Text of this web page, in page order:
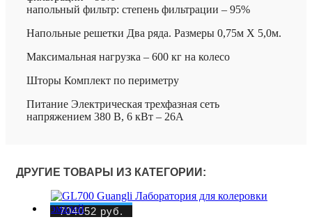
напольный фильтр: степень фильтрации – 95%
Напольные решетки Два ряда. Размеры 0,75м Х 5,0м.
Максимальная нагрузка – 600 кг на колесо
Шторы Комплект по периметру
Питание Электрическая трехфазная сеть
напряжением 380 В, 6 кВт – 26А
ДРУГИЕ ТОВАРЫ ИЗ КАТЕГОРИИ:
704052 руб.